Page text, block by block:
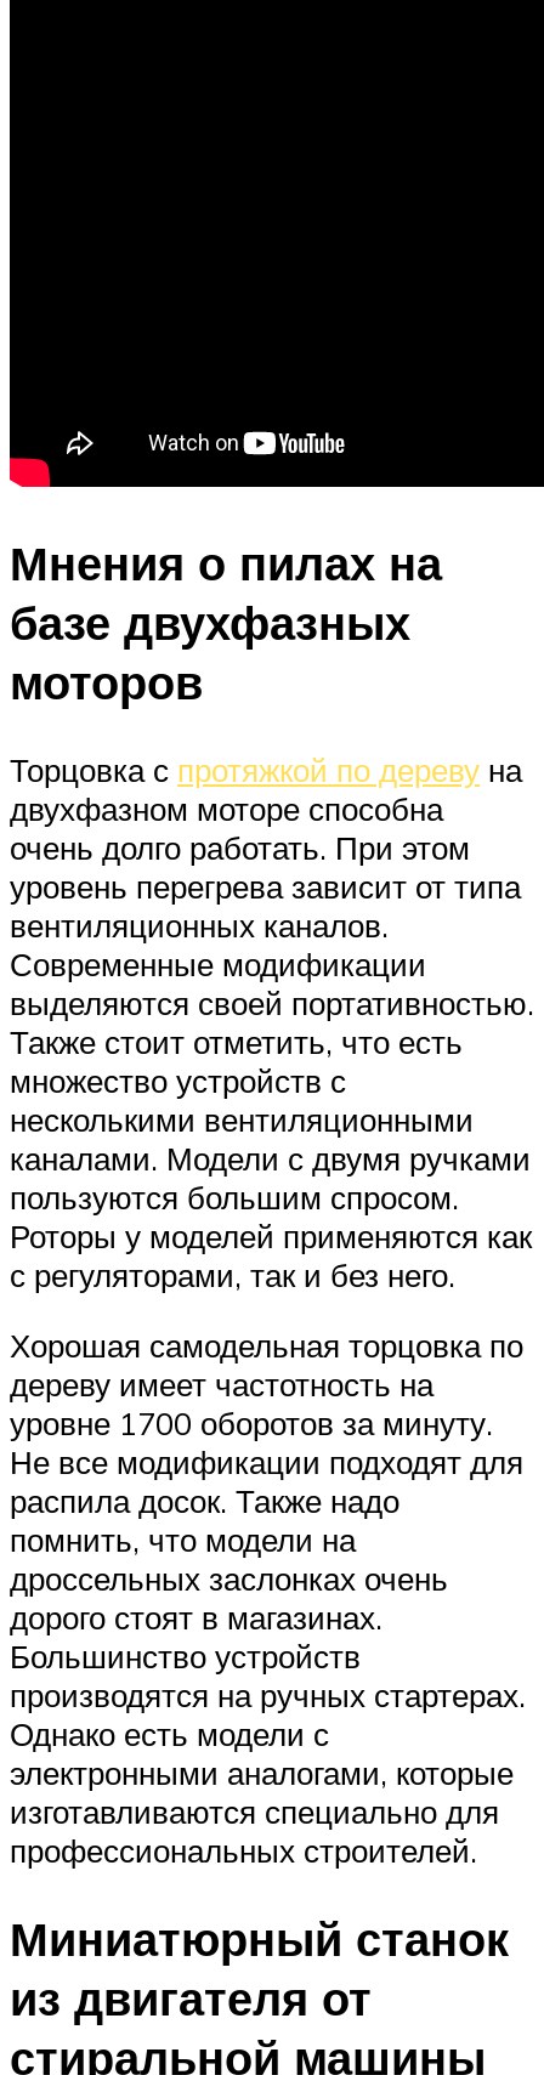
Мнения о пилах на
базе двухфазных
моторов
Торцовка с протяжкой по дереву на
двухфазном моторе способна
очень долго работать. При этом
уровень перегрева зависит от типа
вентиляционных каналов.
Современные модификации
выделяются своей портативностью.
Также стоит отметить, что есть
множество устройств с
несколькими вентиляционными
каналами. Модели с двумя ручками
пользуются большим спросом.
Роторы у моделей применяются как
с регуляторами, так и без него.
Хорошая самодельная торцовка по
дереву имеет частотность на
уровне 1700 оборотов за минуту.
Не все модификации подходят для
распила досок. Также надо
помнить, что модели на
дроссельных заслонках очень
дорого стоят в магазинах.
Большинство устройств
производятся на ручных стартерах.
Однако есть модели с
электронными аналогами, которые
изготавливаются специально для
профессиональных строителей.
Миниатюрный станок
из двигателя от
стиральной машины